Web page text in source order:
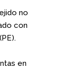
no
con
en